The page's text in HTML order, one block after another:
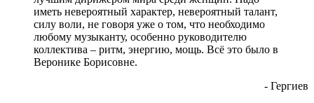
иметь невероятный характер, невероятный талант,
силу воли, не говоря уже о том, что необходимо
любому музыканту, особенно руководителю
коллектива – ритм, энергию, мощь. Всё это было в
Веронике Борисовне.
- Гергиев